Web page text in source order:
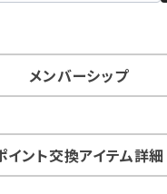
メンバーシップ
イント交換アイテム詳細